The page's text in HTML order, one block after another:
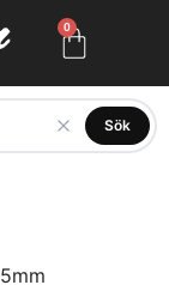
0
Sök